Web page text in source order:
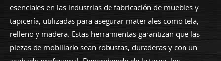
esenciales en las industrias de fabricación de muebles y
tapicería, utilizadas para asegurar materiales como tela,
relleno y madera. Estas herramientas garantizan que las
piezas de mobiliario sean robustas, duraderas y con un